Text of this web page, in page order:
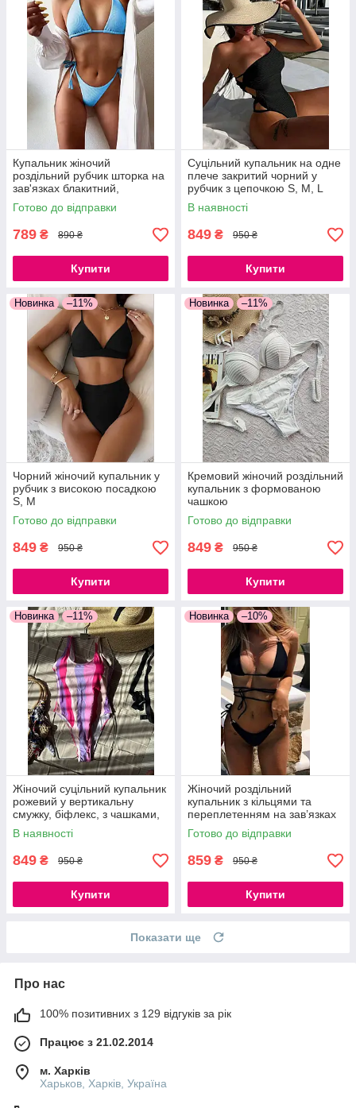
Купальник жіночий
роздільний рубчик шторка на
зав'язках блакитний,
бузковий, чорний S, M, L
Готово до відправки
789 ₴ 890 ₴
Купити
Суцільний купальник на одне
плече закритий чорний у
рубчик з цепочкою S, M, L
В наявності
849 ₴ 950 ₴
Купити
Новинка –11%
Чорний жіночий купальник у
рубчик з високою посадкою
S, M
Готово до відправки
849 ₴ 950 ₴
Купити
Новинка –11%
Кремовий жіночий роздільний
купальник з формованою
чашкою
Готово до відправки
849 ₴ 950 ₴
Купити
Новинка –11%
Жіночий суцільний купальник
рожевий у вертикальну
смужку, біфлекс, з чашками,
S, M
В наявності
849 ₴ 950 ₴
Купити
Новинка –10%
Жіночий роздільний
купальник з кільцями та
переплетенням на зав’язках
чорний бікіні з поролоновими
вкладками S, M, L
Готово до відправки
859 ₴ 950 ₴
Купити
Показати ще
Про нас
100% позитивних з 129 відгуків за рік
Працює з 21.02.2014
м. Харків
Харьков, Харків, Україна